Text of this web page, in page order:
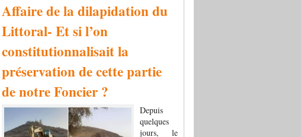
Affaire de la dilapidation du
Littoral- Et si l’on
constitutionnalisait la
préservation de cette partie
de notre Foncier ?
Depuis
quelques
jours, le